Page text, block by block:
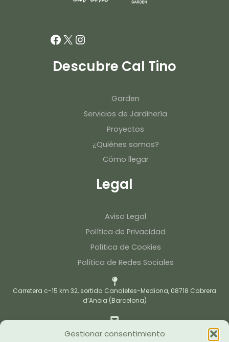
Gestionar consentimiento
Facebook
X Instagram
Descubre Cal Tino
Garden
Servicios de Jardinería
Proyectos
¿Quiénes somos?
Cómo llegar
Legal
Aviso Legal
Política de Privacidad
Política de Cookies
Política de Redes Sociales
Carretera c-15 km 32, sortida Canaletes-Mediona, 08718 Cabrera
d’Anoia (Barcelona)
caltinojardi@caltino.cat